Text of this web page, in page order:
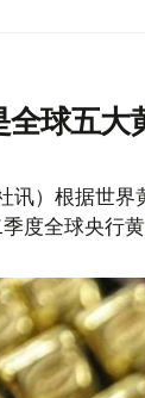
全球五大
讯）根据世
度全球央行